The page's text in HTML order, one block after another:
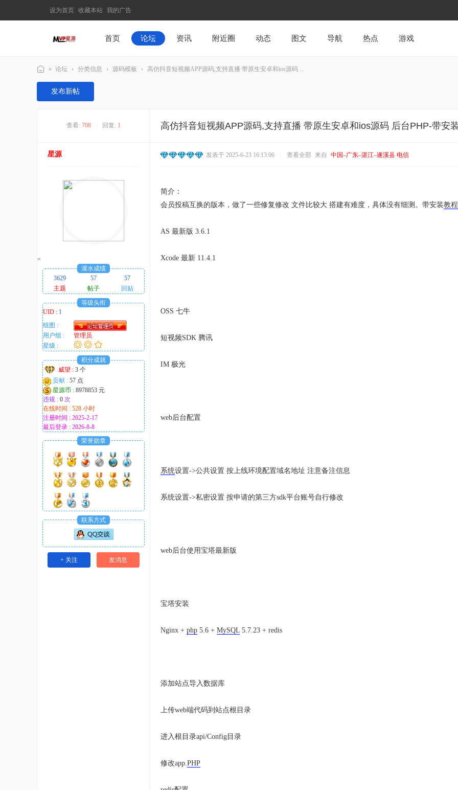
设为首页 收藏本站 我的广告
首页 论坛 资讯 附近圈 动态 图文 导航 热点 游戏
M
！
» 论坛 › 分类信息 › 源码模板 › 高仿抖音短视频APP源码,支持直播 带原生安卓和ios源码 ...
发布新帖
查看: 708 回复: 1 高仿抖音短视频APP源码,支持直播 带原生安卓和ios源码 后台PHP-带安
星源
<
灌水成绩
3629
57
57
主题
帖子
回贴
等级头衔
UID : 1
组图 :
用户组 :
管理员
星级 :
积分成就
威望 : 3 个
贡献 : 57 点
星源币 : 8978853 元
违规 : 0 次
在线时间 : 528 小时
注册时间 : 2025-2-17
最后登录 : 2026-8-8
荣誉勋章
联系方式
+ 关注 发消息
发表于 2025-6-23 16:13:06 查看全部 来自 中国–广东–湛江–遂溪县 电信
简介：
会员投稿互换的版本，做了一些修复修改 文件比较大 搭建有难度，具体没有细测。带安装教程
AS 最新版 3.6.1
Xcode 最新 11.4.1
OSS 七牛
短视频SDK 腾讯
IM 极光
web后台配置
系统设置->公共设置 按上线环境配置域名地址 注意备注信息
系统设置->私密设置 按申请的第三方sdk平台账号自行修改
web后台使用宝塔最新版
宝塔安装
Nginx + php 5.6 + MySQL 5.7.23 + redis
添加站点导入数据库
上传web端代码到站点根目录
进入根目录api/Config目录
修改app.PHP